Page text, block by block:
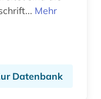
Mehr
Datenbank